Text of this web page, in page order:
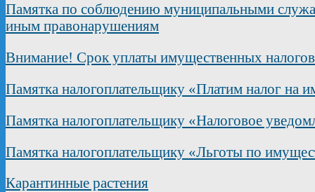
Памятка по соблюдению муниципальными
иным правонарушениям
Внимание! Срок уплаты имущественных
Памятка налогоплательщику «Платим налог на
Памятка налогоплательщику «Налоговое
Памятка налогоплательщику «Льготы по
Карантинные растения